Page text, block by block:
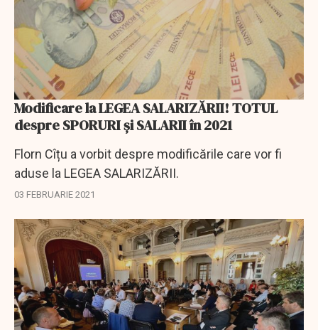
Modificare la LEGEA SALARIZĂRII! TOTUL
despre SPORURI și SALARII în 2021
Florn Cîțu a vorbit despre modificările care vor fi
aduse la LEGEA SALARIZĂRII.
03 FEBRUARIE 2021